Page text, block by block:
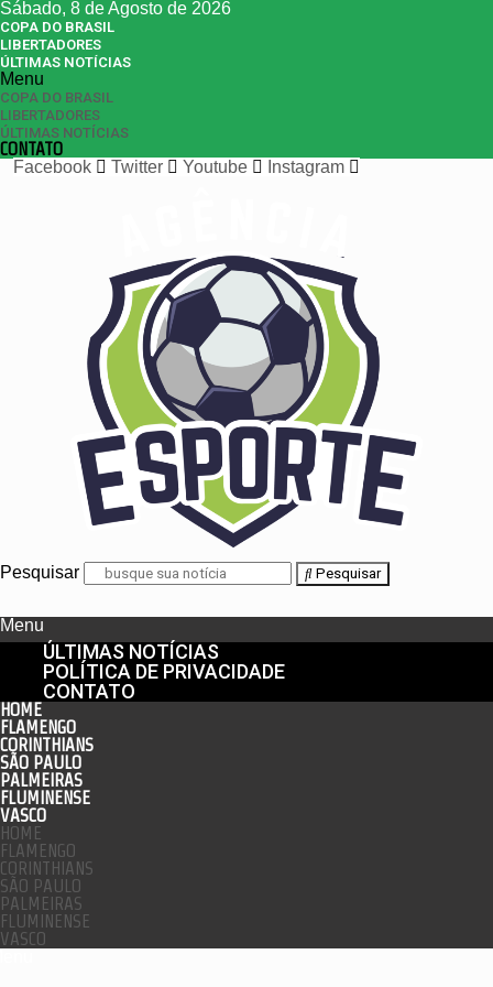
Sábado, 8 de Agosto de 2026
COPA DO BRASIL
LIBERTADORES
ÚLTIMAS NOTÍCIAS
Menu
COPA DO BRASIL
LIBERTADORES
ÚLTIMAS NOTÍCIAS
CONTATO
Facebook
Twitter Youtube Instagram
Pesquisar Pesquisar
Menu
ÚLTIMAS NOTÍCIAS
POLÍTICA DE PRIVACIDADE
CONTATO
HOME
FLAMENGO
CORINTHIANS
SÃO PAULO
PALMEIRAS
FLUMINENSE
VASCO
HOME
FLAMENGO
CORINTHIANS
SÃO PAULO
PALMEIRAS
FLUMINENSE
VASCO